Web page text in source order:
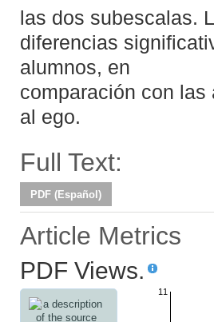
las dos subescalas.
diferencias
alumnos, en
comparación con
al ego.
Full Text:
PDF (Español)
Article Metrics
PDF Views.
11